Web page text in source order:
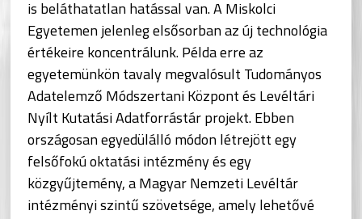
is beláthatatlan hatással van. A Miskolci
Egyetemen jelenleg elsősorban az új technológia
értékeire koncentrálunk. Példa erre az
egyetemünkön tavaly megvalósult Tudományos
Adatelemző Módszertani Központ és Levéltári
Nyílt Kutatási Adatforrástár projekt. Ebben
országosan egyedülálló módon létrejött egy
felsőfokú oktatási intézmény és egy
közgyűjtemény, a Magyar Nemzeti Levéltár
intézményi szintű szövetsége, amely lehetővé